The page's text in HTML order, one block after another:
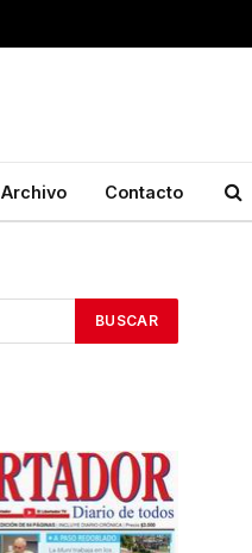
Archivo Contacto